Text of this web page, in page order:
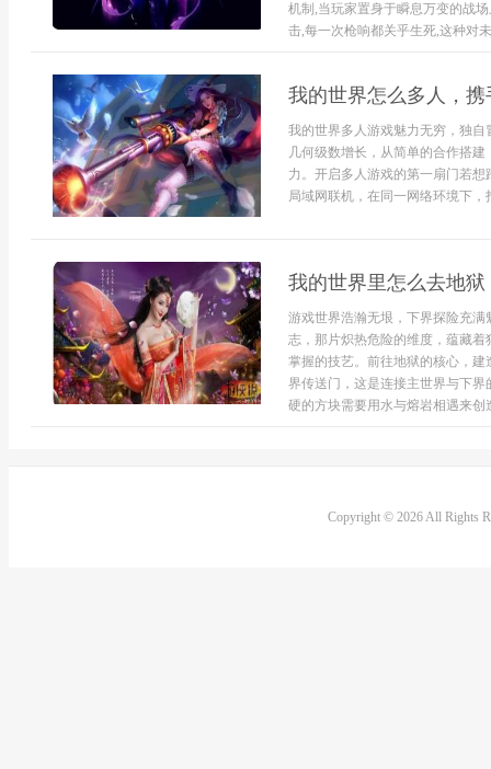
机制,当玩家置身于瞬息万变的战
击,每一次枪响都关乎生死,这种对
我的世界怎么多人，
我的世界多人游戏魅力无穷，独
几何级数增长，从简单的合作搭
力。开启多人游戏的第一扇门若
局域网联机，在同一网络环境下，
我的世界里怎么去地
游戏世界浩瀚无垠，下界探险充
志，那片炽热危险的维度，蕴藏
掌握的技艺。前往地狱的核心，
界传送门，这是连接主世界与下
硬的方块需要用水与熔岩相遇来创
Copyright © 2026 All Rights